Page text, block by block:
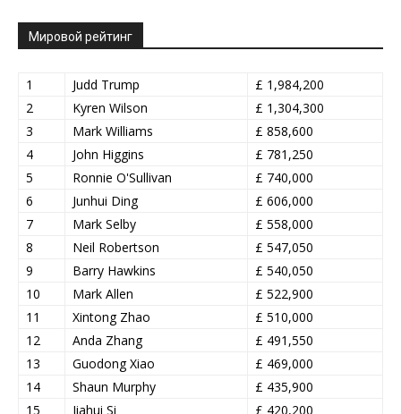
Мировой рейтинг
1 Judd Trump
£ 1,984,200
2
Kyren Wilson
£ 1,304,300
3
Mark Williams
£ 858,600
4
John Higgins
£ 781,250
5
Ronnie O'Sullivan
£ 740,000
6
Junhui Ding
£ 606,000
7
Mark Selby
£ 558,000
8
Neil Robertson
£ 547,050
9
Barry Hawkins
£ 540,050
10
Mark Allen
£ 522,900
11
Xintong Zhao
£ 510,000
12
Anda Zhang
£ 491,550
13
Guodong Xiao
£ 469,000
14
Shaun Murphy
£ 435,900
15
Jiahui Si
£ 420,200